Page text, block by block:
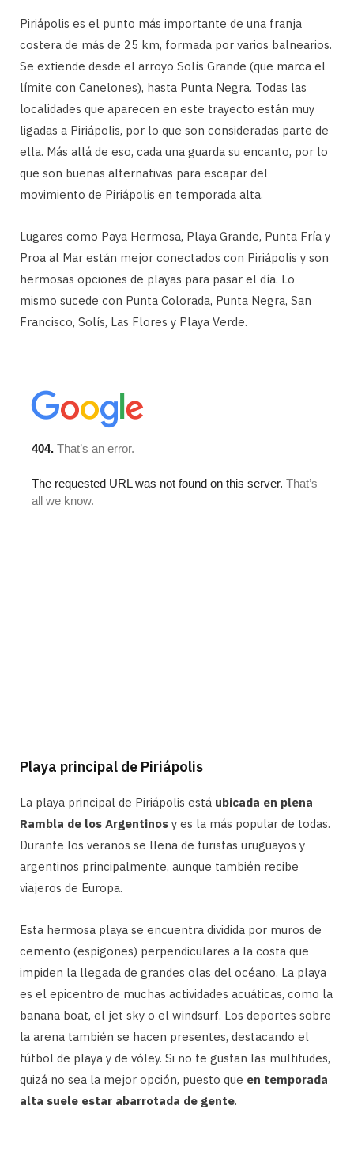
Piriápolis es el punto más importante de una franja
costera de más de 25 km, formada por varios balnearios.
Se extiende desde el arroyo Solís Grande (que marca el
límite con Canelones), hasta Punta Negra. Todas las
localidades que aparecen en este trayecto están muy
ligadas a Piriápolis, por lo que son consideradas parte de
ella. Más allá de eso, cada una guarda su encanto, por lo
que son buenas alternativas para escapar del
movimiento de Piriápolis en temporada alta.
Lugares como Paya Hermosa, Playa Grande, Punta Fría y
Proa al Mar están mejor conectados con Piriápolis y son
hermosas opciones de playas para pasar el día. Lo
mismo sucede con Punta Colorada, Punta Negra, San
Francisco, Solís, Las Flores y Playa Verde.
Playa principal de Piriápolis
La playa principal de Piriápolis está ubicada en plena
Rambla de los Argentinos y es la más popular de todas.
Durante los veranos se llena de turistas uruguayos y
argentinos principalmente, aunque también recibe
viajeros de Europa.
Esta hermosa playa se encuentra dividida por muros de
cemento (espigones) perpendiculares a la costa que
impiden la llegada de grandes olas del océano. La playa
es el epicentro de muchas actividades acuáticas, como la
banana boat, el jet sky o el windsurf. Los deportes sobre
la arena también se hacen presentes, destacando el
fútbol de playa y de vóley. Si no te gustan las multitudes,
quizá no sea la mejor opción, puesto que en temporada
alta suele estar abarrotada de gente.